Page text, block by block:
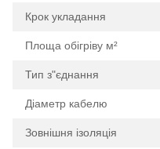
Крок укладання
Площа обігріву м²
Тип з"єднання
Діаметр кабелю
Зовнішня ізоляція